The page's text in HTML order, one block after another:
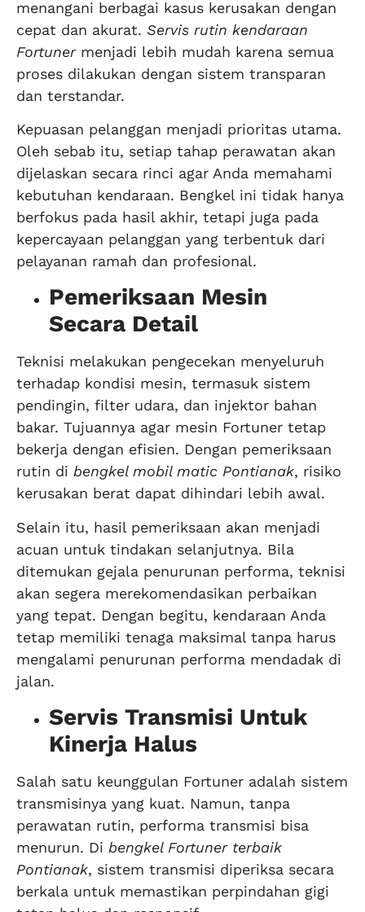
menangani berbagai kasus kerusakan dengan
cepat dan akurat. Servis rutin kendaraan
Fortunermenjadi lebih mudah karena semua
proses dilakukan dengan sistem transparan
dan terstandar.
Kepuasan pelanggan menjadi prioritas utama.
Oleh sebab itu, setiap tahap perawatan akan
dijelaskan secara rinci agar Anda memahami
kebutuhan kendaraan. Bengkel ini tidak hanya
berfokus pada hasil akhir, tetapi juga pada
kepercayaan pelanggan yang terbentuk dari
pelayanan ramah dan profesional.
Pemeriksaan Mesin
Secara Detail
Teknisi melakukan pengecekan menyeluruh
terhadap kondisi mesin, termasuk sistem
pendingin, filter udara, dan injektor bahan
bakar. Tujuannya agar mesin Fortuner tetap
bekerja dengan efisien. Dengan pemeriksaan
rutin di bengkel mobil matic Pontianak, risiko
kerusakan berat dapat dihindari lebih awal.
Selain itu, hasil pemeriksaan akan menjadi
acuan untuk tindakan selanjutnya. Bila
ditemukan gejala penurunan performa, teknisi
akan segera merekomendasikan perbaikan
yang tepat. Dengan begitu, kendaraan Anda
tetap memiliki tenaga maksimal tanpa harus
mengalami penurunan performa mendadak di
jalan.
Servis Transmisi Untuk
Kinerja Halus
Salah satu keunggulan Fortuner adalah sistem
transmisinya yang kuat. Namun, tanpa
perawatan rutin, performa transmisi bisa
menurun. Di bengkel Fortuner terbaik
Pontianak, sistem transmisi diperiksa secara
berkala untuk memastikan perpindahan gigi